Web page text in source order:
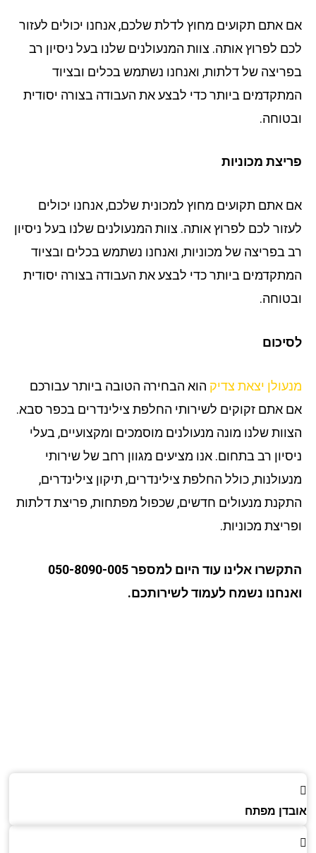
אתם תקועים מחוץ לדלת שלכם, אנחנו יכולים לעזור
לפרוץ אותה. צוות המנעולנים שלנו בעל ניסיון רב
של דלתות, ואנחנו נשתמש בכלים ובציוד
ביותר כדי לבצע את העבודה בצורה יסודית
מכוניות
אתם תקועים מחוץ למכונית שלכם, אנחנו יכולים
לכם לפרוץ אותה. צוות המנעולנים שלנו בעל ניסיון
בפריצה של מכוניות, ואנחנו נשתמש בכלים ובציוד
ביותר כדי לבצע את העבודה בצורה יסודית
יצאת צדיק הוא הבחירה הטובה ביותר עבורכם
אתם זקוקים לשירותי החלפת צילינדרים בכפר סבא.
שלנו מונה מנעולנים מוסמכים ומקצועיים, בעלי
רב בתחום. אנו מציעים מגוון רחב של שירותי
כולל החלפת צילינדרים, תיקון צילינדרים,
מנעולים חדשים, שכפול מפתחות, פריצת דלתות
מכוניות.
התקשרו אלינו עוד היום למספר 050-8090-005
נשמח לעמוד לשירותכם.
מפתח